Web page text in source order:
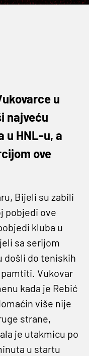
u
najveću
u HNL-u, a
ove
Bijeli su zabili
pobjedi ove
kluba u
sa serijom
došli do teniskih
Vukovar
kada je Rebić
više nije
strane,
je utakmicu po
u startu